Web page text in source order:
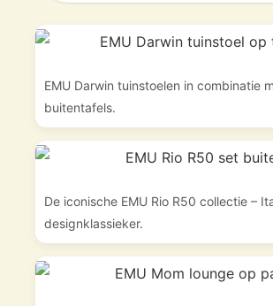
EMU Darwin tuinstoelen in combinatie
buitentafels.
De iconische EMU Rio R50 collectie –
designklassieker.